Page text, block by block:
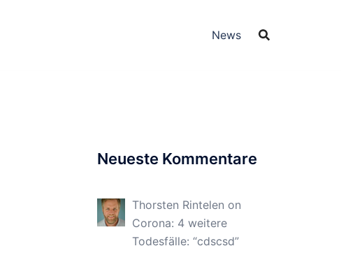
News
Neueste Kommentare
Thorsten Rintelen on
Corona: 4 weitere
Todesfälle: “cdscsd”